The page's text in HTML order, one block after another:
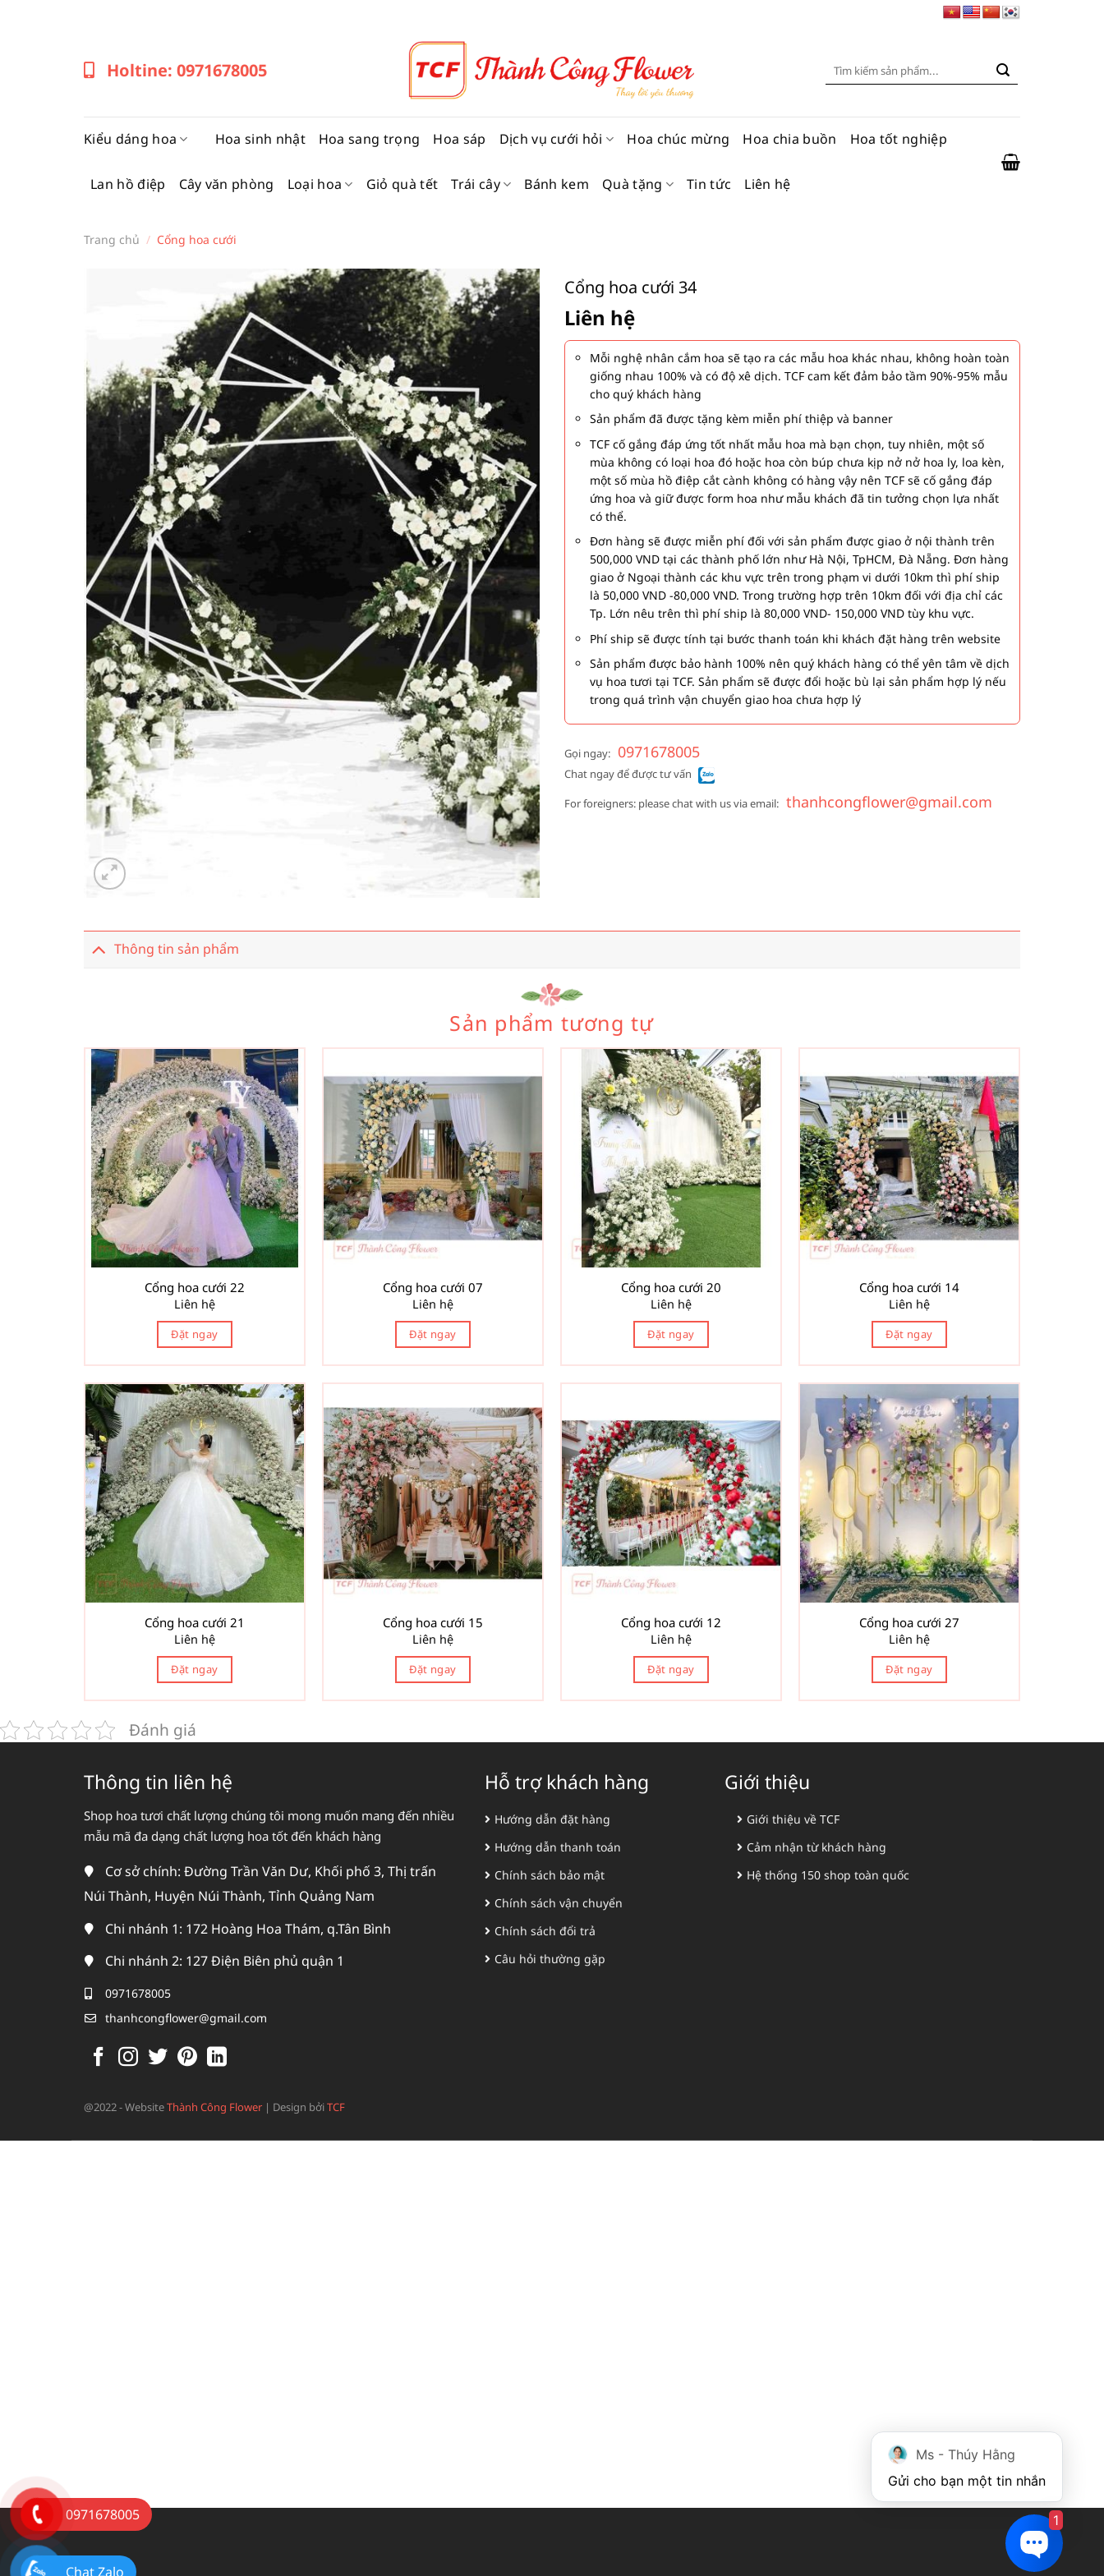
Holtine: 0971678005
Tìm
Kiểu dáng hoa Hoa sinh nhật Hoa sang trọng Hoa sáp Dịch vụ cưới hỏi Hoa chúc mừng Hoa chia buồn Hoa tốt nghiệp
Lan hồ điệp Cây văn phòng Loại hoa Giỏ quà tết Trái cây Bánh kem Quà tặng Tin tức Liên hệ
Trang chủ / Cổng hoa cưới
Cổng hoa cưới 34
Liên hệ
Mỗi nghệ nhân cắm hoa sẽ tạo ra các mẫu hoa khác nhau, không hoàn toàn
giống nhau 100% và có độ xê dịch. TCF cam kết đảm bảo tầm 90%-95% mẫu
cho quý khách hàng
Sản phẩm đã được tặng kèm miễn phí thiệp và banner
TCF cố gắng đáp ứng tốt nhất mẫu hoa mà bạn chọn, tuy nhiên, một số
mùa không có loại hoa đó hoặc hoa còn búp chưa kịp nở nở hoa ly, loa kèn,
một số mùa hồ điệp cắt cành không có hàng vậy nên TCF sẽ cố gắng đáp
ứng hoa và giữ được form hoa như mẫu khách đã tin tưởng chọn lựa nhất
có thể.
Đơn hàng sẽ được miễn phí đối với sản phẩm được giao ở nội thành trên
500,000 VND tại các thành phố lớn như Hà Nội, TpHCM, Đà Nẵng. Đơn hàng
giao ở Ngoại thành các khu vực trên trong phạm vi dưới 10km thì phí ship
là 50,000 VND -80,000 VND. Trong trường hợp trên 10km đối với địa chỉ các
Tp. Lớn nêu trên thì phí ship là 80,000 VND- 150,000 VND tùy khu vực.
Phí ship sẽ được tính tại bước thanh toán khi khách đặt hàng trên website
Sản phẩm được bảo hành 100% nên quý khách hàng có thể yên tâm về dịch
vụ hoa tươi tại TCF. Sản phẩm sẽ được đổi hoặc bù lại sản phẩm hợp lý nếu
trong quá trình vận chuyển giao hoa chưa hợp lý
Gọi ngay: 0971678005
Chat ngay để được tư vấn
For foreigners: please chat with us via email: thanhcongflower@gmail.com
Thông tin sản phẩm
Sản phẩm tương tự
Cổng hoa cưới 22
Liên hệ
Đặt ngay
Cổng hoa cưới 07
Liên hệ
Đặt ngay
Cổng hoa cưới 20
Liên hệ
Đặt ngay
Cổng hoa cưới 14
Liên hệ
Đặt ngay
Cổng hoa cưới 21
Liên hệ
Đặt ngay
Cổng hoa cưới 15
Liên hệ
Đặt ngay
Cổng hoa cưới 12
Liên hệ
Đặt ngay
Cổng hoa cưới 27
Liên hệ
Đặt ngay
Đánh giá
Thông tin liên hệ
Shop hoa tươi chất lượng chúng tôi mong muốn mang đến nhiều
mẫu mã đa dạng chất lượng hoa tốt đến khách hàng
Cơ sở chính: Đường Trần Văn Dư, Khối phố 3, Thị trấn
Núi Thành, Huyện Núi Thành, Tỉnh Quảng Nam
Chi nhánh 1: 172 Hoàng Hoa Thám, q.Tân Bình
Chi nhánh 2: 127 Điện Biên phủ quận 1
0971678005
thanhcongflower@gmail.com
Hỗ trợ khách hàng
Hướng dẫn đặt hàng
Hướng dẫn thanh toán
Chính sách bảo mật
Chính sách vận chuyển
Chính sách đổi trả
Câu hỏi thường gặp
Giới thiệu
Giới thiệu về TCF
Cảm nhận từ khách hàng
Hệ thống 150 shop toàn quốc
@2022 - WebsiteThành Công Flower | Design bởiTCF
0971678005
Chat Zalo
Ms - Thúy Hằng
Gửi cho bạn một tin nhắn
1